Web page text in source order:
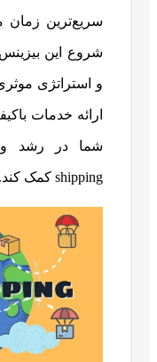
سریع‌ترین
شروع این
و استراتژی
ارائه خدمات
shipping کمک کند.